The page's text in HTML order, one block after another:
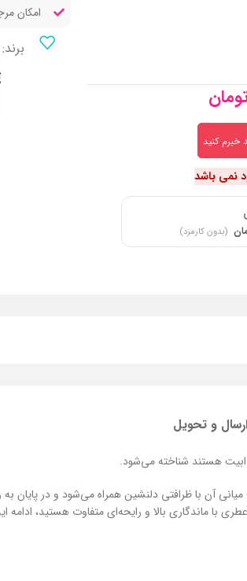
کنید
نمی باشد
(بدون کارمزد)
امکان مرجوعی کالا
برند:
و تحویل
هستند شناخته می‌شود.
آن با ظرافتی دلنشین همراه می‌شود و در پایان
با ماندگاری بالا و رایحه‌ای متفاوت هستید،